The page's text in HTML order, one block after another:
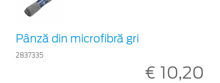
Pânză din microfibră gri
2837335
€ 10,20